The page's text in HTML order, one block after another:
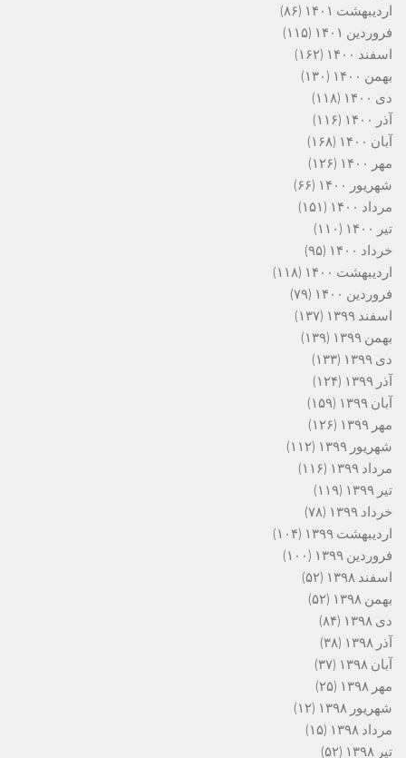
اردیبهشت ۱۴۰۱
(۸۶)
فروردین ۱۴۰۱
(۱۱۵)
اسفند ۱۴۰۰
(۱۶۲)
بهمن ۱۴۰۰
(۱۳۰)
دی ۱۴۰۰
(۱۱۸)
آذر ۱۴۰۰
(۱۱۶)
آبان ۱۴۰۰
(۱۶۸)
مهر ۱۴۰۰
(۱۲۶)
شهریور ۱۴۰۰
(۶۶)
مرداد ۱۴۰۰
(۱۵۱)
تیر ۱۴۰۰
(۱۱۰)
خرداد ۱۴۰۰
(۹۵)
اردیبهشت ۱۴۰۰
(۱۱۸)
فروردین ۱۴۰۰
(۷۹)
اسفند ۱۳۹۹
(۱۳۷)
بهمن ۱۳۹۹
(۱۳۹)
دی ۱۳۹۹
(۱۳۳)
آذر ۱۳۹۹
(۱۲۴)
آبان ۱۳۹۹
(۱۵۹)
مهر ۱۳۹۹
(۱۲۶)
شهریور ۱۳۹۹
(۱۱۲)
مرداد ۱۳۹۹
(۱۱۶)
تیر ۱۳۹۹
(۱۱۹)
خرداد ۱۳۹۹
(۷۸)
اردیبهشت ۱۳۹۹
(۱۰۴)
فروردین ۱۳۹۹
(۱۰۰)
اسفند ۱۳۹۸
(۵۲)
بهمن ۱۳۹۸
(۵۲)
دی ۱۳۹۸
(۸۴)
آذر ۱۳۹۸
(۳۸)
آبان ۱۳۹۸
(۳۷)
مهر ۱۳۹۸
(۲۵)
شهریور ۱۳۹۸
(۱۲)
مرداد ۱۳۹۸
(۱۵)
تیر ۱۳۹۸
(۵۲)